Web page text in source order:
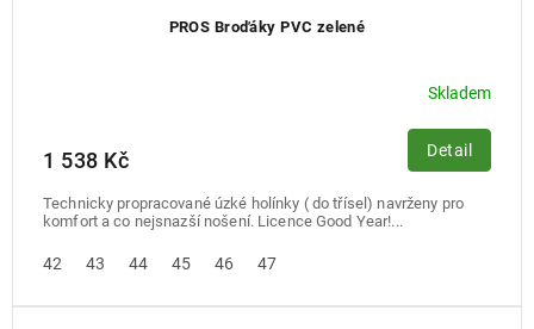
PROS Broďáky PVC zelené
Skladem
1 538 Kč Detail
Technicky propracované úzké holínky ( do třísel) navrženy pro
komfort a co nejsnazší nošení. Licence Good Year!...
42 43 44 45 46 47